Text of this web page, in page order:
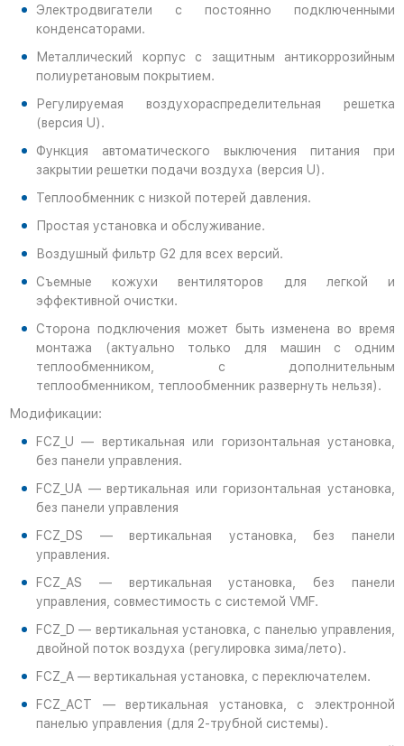
Электродвигатели с постоянно подключенными
конденсаторами.
Металлический корпус с защитным антикоррозийным
полиуретановым покрытием.
Регулируемая воздухораспределительная решетка
(версия U).
Функция автоматического выключения питания при
закрытии решетки подачи воздуха (версия U).
Теплообменник с низкой потерей давления.
Простая установка и обслуживание.
Воздушный фильтр G2 для всех версий.
Съемные кожухи вентиляторов для легкой и
эффективной очистки.
Сторона подключения может быть изменена во время
монтажа (актуально только для машин с одним
теплообменником, с дополнительным
теплообменником, теплообменник развернуть нельзя).
Модификации:
FCZ_U — вертикальная или горизонтальная установка,
без панели управления.
FCZ_UA — вертикальная или горизонтальная установка,
без панели управления
FCZ_DS — вертикальная установка, без панели
управления.
FCZ_AS — вертикальная установка, без панели
управления, совместимость с системой VMF.
FCZ_D — вертикальная установка, с панелью управления,
двойной поток воздуха (регулировка зима/лето).
FCZ_A — вертикальная установка, с переключателем.
FCZ_ACT — вертикальная установка, с электронной
панелью управления (для 2-трубной системы).